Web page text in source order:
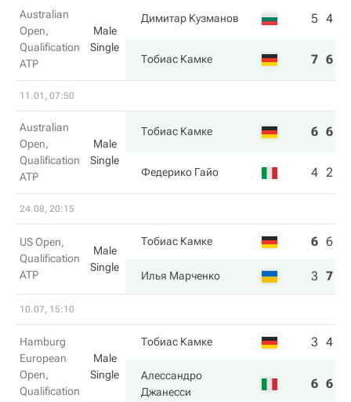
Australian
Open,
Qualification
ATP
Male
Single
Димитар Кузманов 5 4
Тобиас Камке 7 6
11.01, 07:50
Australian
Open,
Qualification
ATP
Male
Single
Тобиас Камке 6 6
Федерико Гайо 4 2
24.08, 20:15
US Open,
Qualification
ATP
Male
Single
Тобиас Камке 6 6
Илья Марченко 3 7
10.07, 15:10
Hamburg
European
Open,
Qualification
Male
Single
Тобиас Камке 3 4
Алессандро
Джанесси
6 6